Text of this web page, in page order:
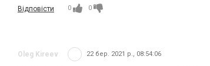
Відповісти 0 0
Oleg Kireev 22 бер. 2021 р., 08:54:06